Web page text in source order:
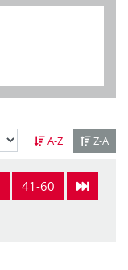
A-Z Z-A
41-60